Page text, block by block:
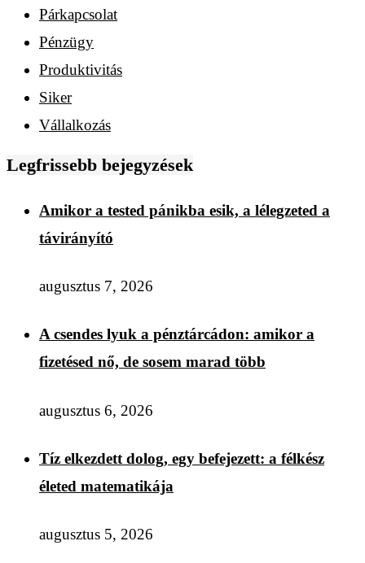
Párkapcsolat
Pénzügy
Produktivitás
Siker
Vállalkozás
Legfrissebb bejegyzések
Amikor a tested pánikba esik, a lélegzeted a
távirányító
augusztus 7, 2026
A csendes lyuk a pénztárcádon: amikor a
fizetésed nő, de sosem marad több
augusztus 6, 2026
Tíz elkezdett dolog, egy befejezett: a félkész
életed matematikája
augusztus 5, 2026